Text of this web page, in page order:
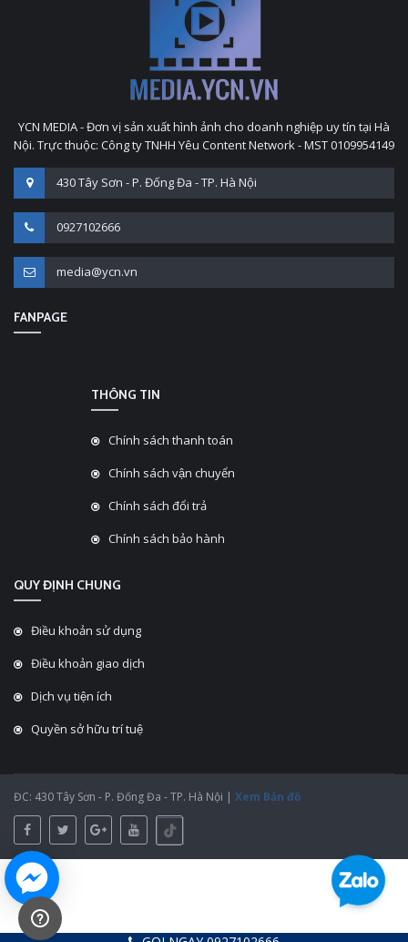
YCN MEDIA - Đơn vị sản xuất hình ảnh cho doanh nghiệp uy tín tại Hà
Nội. Trực thuộc: Công ty TNHH Yêu Content Network - MST 0109954149
430 Tây Sơn - P. Đống Đa - TP. Hà Nội
0927102666
media@ycn.vn
FANPAGE
THÔNG TIN
Chính sách thanh toán
Chính sách vận chuyển
Chính sách đổi trả
Chính sách bảo hành
QUY ĐỊNH CHUNG
Điều khoản sử dụng
Điều khoản giao dịch
Dịch vụ tiện ích
Quyền sở hữu trí tuệ
ĐC: 430 Tây Sơn - P. Đống Đa - TP. Hà Nội | Xem Bản đồ